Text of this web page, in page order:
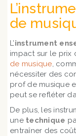
de
L’instrument
impact sur le prix
de musique,
nécessiter des
prof de musique
peut se refléter
De plus, les
une technique
entraîner des